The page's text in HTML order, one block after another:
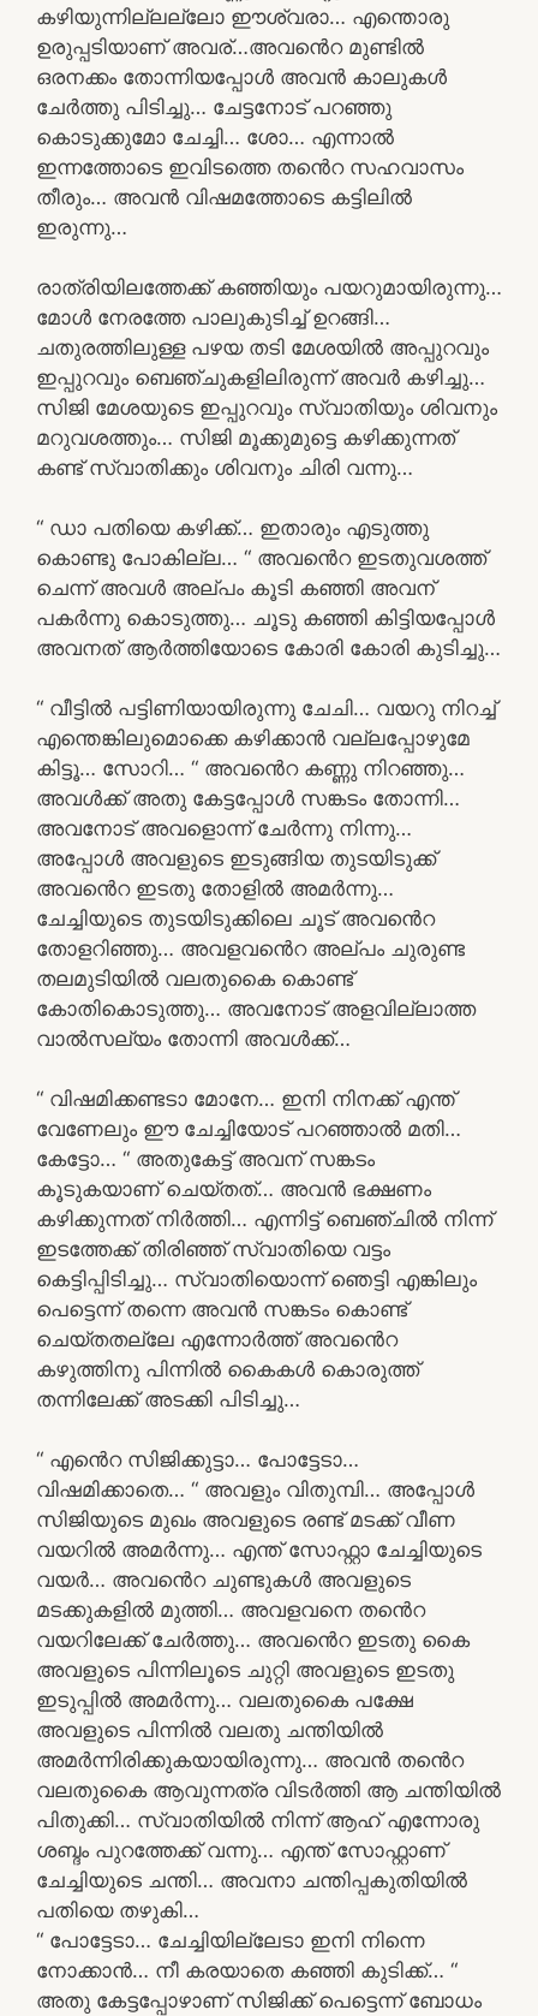
കഴിയുന്നില്ലല്ലോ ഈശ്വരാ… എന്തൊരു
ഉരുപ്പടിയാണ് അവര്…അവൻെറ മുണ്ടിൽ
ഒരനക്കം തോന്നിയപ്പോൾ അവൻ കാലുകൾ
ചേർത്തു പിടിച്ചു… ചേട്ടനോട് പറഞ്ഞു
കൊടുക്കുമോ ചേച്ചി… ശോ… എന്നാൽ
ഇന്നത്തോടെ ഇവിടത്തെ തൻെറ സഹവാസം
തീരും… അവൻ വിഷമത്തോടെ കട്ടിലിൽ
ഇരുന്നു…
രാത്രിയിലത്തേക്ക് കഞ്ഞിയും പയറുമായിരുന്നു…
മോൾ നേരത്തേ പാലുകുടിച്ച് ഉറങ്ങി…
ചതുരത്തിലുള്ള പഴയ തടി മേശയിൽ അപ്പുറവും
ഇപ്പുറവും ബെഞ്ചുകളിലിരുന്ന് അവർ കഴിച്ചു…
സിജി മേശയുടെ ഇപ്പുറവും സ്വാതിയും ശിവനും
മറുവശത്തും… സിജി മൂക്കുമുട്ടെ കഴിക്കുന്നത്
കണ്ട് സ്വാതിക്കും ശിവനും ചിരി വന്നു…
“ ഡാ പതിയെ കഴിക്ക്… ഇതാരും എടുത്തു
കൊണ്ടു പോകില്ല… “ അവൻെറ ഇടതുവശത്ത്
ചെന്ന് അവൾ അല്പം കൂടി കഞ്ഞി അവന്
പകർന്നു കൊടുത്തു… ചൂടു കഞ്ഞി കിട്ടിയപ്പോൾ
അവനത് ആർത്തിയോടെ കോരി കോരി കുടിച്ചു…
“ വീട്ടിൽ പട്ടിണിയായിരുന്നു ചേചി… വയറു നിറച്ച്
എന്തെങ്കിലുമൊക്കെ കഴിക്കാൻ വല്ലപ്പോഴുമേ
കിട്ടൂ… സോറി… “ അവൻെറ കണ്ണു നിറഞ്ഞു…
അവൾക്ക് അതു കേട്ടപ്പോൾ സങ്കടം തോന്നി…
അവനോട് അവളൊന്ന് ചേർന്നു നിന്നു…
അപ്പോൾ അവളുടെ ഇടുങ്ങിയ തുടയിടുക്ക്
അവൻെറ ഇടതു തോളിൽ അമർന്നു…
ചേച്ചിയുടെ തുടയിടുക്കിലെ ചൂട് അവൻെറ
തോളറിഞ്ഞു… അവളവൻെറ അല്പം ചുരുണ്ട
തലമുടിയിൽ വലതുകൈ കൊണ്ട്
കോതികൊടുത്തു… അവനോട് അളവില്ലാത്ത
വാൽസല്യം തോന്നി അവൾക്ക്…
“ വിഷമിക്കണ്ടടാ മോനേ… ഇനി നിനക്ക് എന്ത്
വേണേലും ഈ ചേച്ചിയോട് പറഞ്ഞാൽ മതി…
കേട്ടോ… “ അതുകേട്ട് അവന് സങ്കടം
കൂടുകയാണ് ചെയ്തത്… അവൻ ഭക്ഷണം
കഴിക്കുന്നത് നിർത്തി… എന്നിട്ട് ബെഞ്ചിൽ നിന്ന്
ഇടത്തേക്ക് തിരിഞ്ഞ് സ്വാതിയെ വട്ടം
കെട്ടിപ്പിടിച്ചു… സ്വാതിയൊന്ന് ഞെട്ടി എങ്കിലും
പെട്ടെന്ന് തന്നെ അവൻ സങ്കടം കൊണ്ട്
ചെയ്തതല്ലേ എന്നോർത്ത് അവൻെറ
കഴുത്തിനു പിന്നിൽ കൈകൾ കൊരുത്ത്
തന്നിലേക്ക് അടക്കി പിടിച്ചു…
“ എൻെറ സിജിക്കുട്ടാ… പോട്ടേടാ…
വിഷമിക്കാതെ… “ അവളും വിതുമ്പി… അപ്പോൾ
സിജിയുടെ മുഖം അവളുടെ രണ്ട് മടക്ക് വീണ
വയറിൽ അമർന്നു… എന്ത് സോഫ്റ്റാ ചേച്ചിയുടെ
വയർ… അവൻെറ ചുണ്ടുകൾ അവളുടെ
മടക്കുകളിൽ മുത്തി… അവളവനെ തൻെറ
വയറിലേക്ക് ചേർത്തു… അവൻെറ ഇടതു കൈ
അവളുടെ പിന്നിലൂടെ ചുറ്റി അവളുടെ ഇടതു
ഇടുപ്പിൽ അമർന്നു… വലതുകൈ പക്ഷേ
അവളുടെ പിന്നിൽ വലതു ചന്തിയിൽ
അമർന്നിരിക്കുകയായിരുന്നു… അവൻ തൻെറ
വലതുകൈ ആവുന്നത്ര വിടർത്തി ആ ചന്തിയിൽ
പിതുക്കി… സ്വാതിയിൽ നിന്ന് ആഹ് എന്നോരു
ശബ്ദം പുറത്തേക്ക് വന്നു… എന്ത് സോഫ്റ്റാണ്
ചേച്ചിയുടെ ചന്തി… അവനാ ചന്തിപ്പകുതിയിൽ
പതിയെ തഴുകി…
“ പോട്ടേടാ… ചേച്ചിയില്ലേടാ ഇനി നിന്നെ
നോക്കാൻ… നീ കരയാതെ കഞ്ഞി കുടിക്ക്… “
അതു കേട്ടപ്പോഴാണ് സിജിക്ക് പെട്ടെന്ന് ബോധം